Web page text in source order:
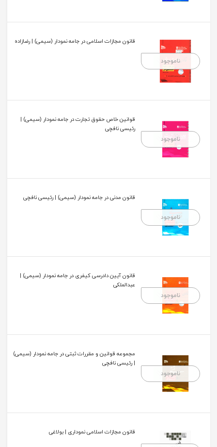
ناموجود
قانون مجازات اسلامی در جامه نمودار (سیمی) | رضازاده
ناموجود
قوانین خاص حقوق تجارت در جامه نمودار (سیمی) |
رئیسی نافچی
ناموجود
قانون مدنی در جامه نمودار (سیمی) | رئیسی نافچی
ناموجود
قانون آیین دادرسی کیفری در جامه نمودار (سیمی) |
عبدالملکی
ناموجود
مجموعه قوانین و مقررات ثبتی در جامه نمودار (سیمی)
| رئیسی نافچی
قانون مجازات اسلامی نموداری | بولاغی